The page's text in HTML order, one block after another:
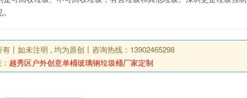
丨如未注明 , 均为原创丨咨询热线：13902465298
越秀区户外创意单桶玻璃钢垃圾桶厂家定制